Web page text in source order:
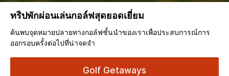
ทริปพักผ่อนเล่นกอล์ฟสุดยอดเยี่ยม
ค้นพบจุดหมายปลายทางกอล์ฟชั้นนำของเราเพื่อประสบการณ์การ
ออกรอบครั้งต่อไปที่น่าจดจำ
Golf Getaways